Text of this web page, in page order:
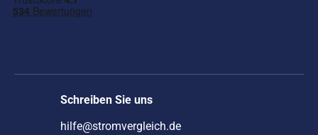
Schreiben Sie uns
hilfe@stromvergleich.de